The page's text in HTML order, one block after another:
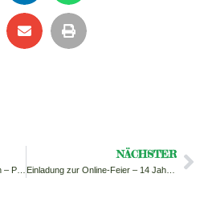
NÄCHSTER